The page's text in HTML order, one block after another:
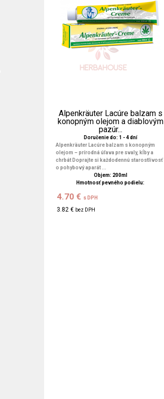
Alpenkräuter Lacúre balzam s
konopným olejom a diablovým
pazúr...
Doručenie do: 1 - 4 dní
Alpenkräuter Lacúre balzam s konopným
olejom – prírodná úľava pre svaly, kĺby a
chrbát Doprajte si každodennú starostlivosť
o pohybový aparát ...
Objem: 200ml
Hmotnosť pevného podielu:
4.70 € s DPH
3.82 € bez DPH